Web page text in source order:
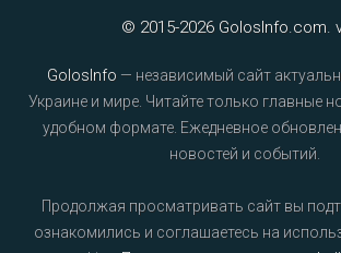
© 2015-2026 GolosInfo.com.
GolosInfo — независимый сайт
Украине и мире. Читайте только главные
удобном формате. Ежедневное
новостей и событий.
Продолжая просматривать сайт вы
ознакомились и соглашаетесь на